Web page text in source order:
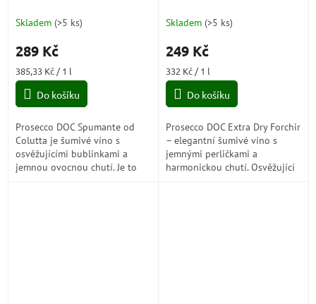
Skladem (>5 ks)
289 Kč
Měrná
cena:
385,33 Kč / 1 l
Do košíku
Prosecco DOC Spumante od
Colutta je šumivé víno s
osvěžujícími bublinkami a
jemnou ovocnou chutí. Je to
Skladem (>5 ks)
249 Kč
Měrná
cena:
332 Kč / 1 l
Do košíku
Prosecco DOC Extra Dry Forchir
– elegantní šumivé víno s
jemnými perličkami a
harmonickou chutí. Osvěžující